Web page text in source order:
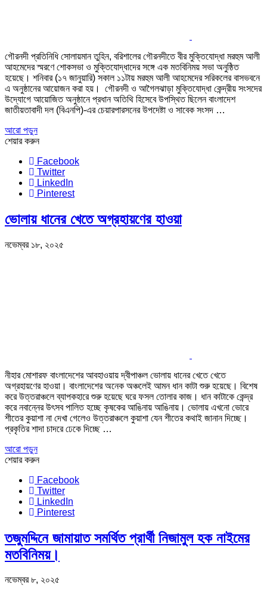
‎গৌরনদী প্রতিনিধি সোলায়মান তুহিন, ‎বরিশালের গৌরনদীতে বীর মুক্তিযোদ্ধা মরহুম আলী
আহমেদের স্মরণে শোকসভা ও মুক্তিযোদ্ধাদের সঙ্গে এক মতবিনিময় সভা অনুষ্ঠিত
হয়েছে। শনিবার (১৭ জানুয়ারি) সকাল ১১টায় মরহুম আলী আহমেদের সরিকলের বাসভবনে
এ অনুষ্ঠানের আয়োজন করা হয়। ‎ ‎গৌরনদী ও আগৈলঝাড়া মুক্তিযোদ্ধা কেন্দ্রীয় সংসদের
উদ্যোগে আয়োজিত অনুষ্ঠানে প্রধান অতিথি হিসেবে উপস্থিত ছিলেন বাংলাদেশ
জাতীয়তাবাদী দল (বিএনপি)-এর চেয়ারপারসনের উপদেষ্টা ও সাবেক সংসদ …
আরো পড়ুন
শেয়ার করুন
Facebook
Twitter
LinkedIn
Pinterest
ভোলায় ধানের খেতে অগ্রহায়ণের হাওয়া
নভেম্বর ১৮, ২০২৫
নীহার মোশারফ বাংলাদেশের আবহাওয়ায় দ্বীপাঞ্চল ভোলায় ধানের খেতে খেতে
অগ্রহায়ণের হাওয়া। বাংলাদেশের অনেক অঞ্চলেই আমন ধান কাটা শুরু হয়েছে। বিশেষ
করে উত্তরাঞ্চলে ব্যাপকহারে শুরু হয়েছে ঘরে ফসল তোলার কাজ। ধান কাটাকে কেন্দ্র
করে নবান্নের উৎসব পালিত হচ্ছে কৃষকের আঙিনায় আঙিনায়। ভোলায় এখনো ভোরে
শীতের কুয়াশা না দেখা গেলেও উত্তরাঞ্চলে কুয়াশা যেন শীতের কথাই জানান দিচ্ছে।
প্রকৃতির শাদা চাদরে ঢেকে দিচ্ছে …
আরো পড়ুন
শেয়ার করুন
Facebook
Twitter
LinkedIn
Pinterest
তজুমদ্দিনে জামায়াত সমর্থিত প্রার্থী নিজামুল হক নাইমের
মতবিনিময়।
নভেম্বর ৮, ২০২৫